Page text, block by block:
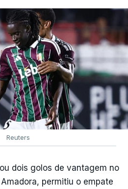
Reuters
dois golos de vantagem no
permitiu o empate